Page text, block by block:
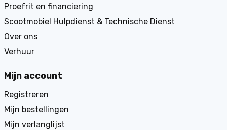
Proefrit en financiering
Scootmobiel Hulpdienst & Technische Dienst
Over ons
Verhuur
Mijn account
Registreren
Mijn bestellingen
Mijn verlanglijst